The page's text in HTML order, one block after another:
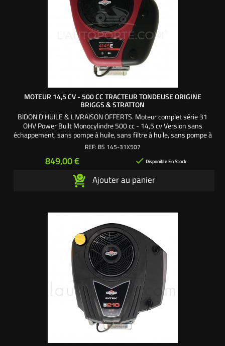
MOTEUR 14,5 CV - 500 CC TRACTEUR TONDEUSE ORIGINE
BRIGGS & STRATTON
BIDON D'HUILE & LIVRAISON OFFERTS. Moteur complet série 31
OHV Power Built Monocylindre 500 cc - 14,5 cv Version sans
échappement, sans pompe à huile, sans filtre à huile, sans pompe à
essence Pour la majorité des marques de tracteurs tondeuses
soupapes en tête Système anti vibrations AVS...
REF: BS 145-31X507
Prix
849,00 €  Disponible En Stock
Ajouter au panier